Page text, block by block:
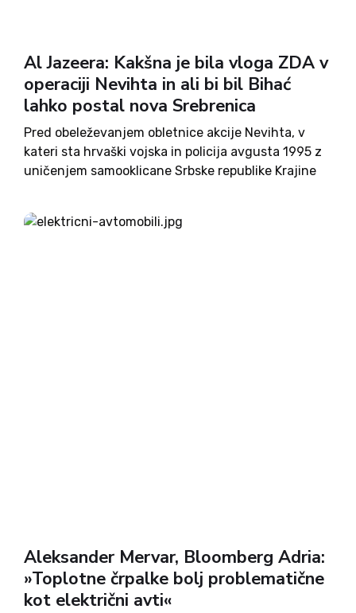
Al Jazeera: Kakšna je bila vloga ZDA v
operaciji Nevihta in ali bi bil Bihać
lahko postal nova Srebrenica
Pred obeleževanjem obletnice akcije Nevihta, v
kateri sta hrvaški vojska in policija avgusta 1995 z
uničenjem samooklicane Srbske republike Krajine
praktično zaključili osamosvojitveno vojno, je
nekdanji načelnik hrvaške vojaške obveščevalne
Aleksander Mervar, Bloomberg Adria:
»Toplotne črpalke bolj problematične
kot električni avti«